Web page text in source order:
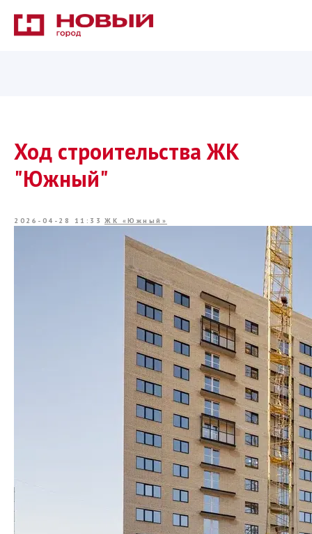
Ход строительства ЖК
"Южный"
2026-04-28 11:33 ЖК «Южный»